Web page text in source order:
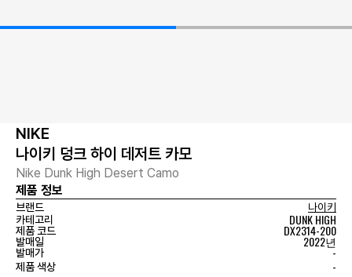
NIKE
나이키 덩크 하이 데저트 카모
Nike Dunk High Desert Camo
제품 정보
브랜드
나이키
카테고리
DUNK HIGH
제품 코드 DX2314-200
발매일 2022년
발매가 -
제품 색상 -